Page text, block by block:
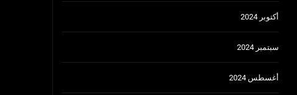
أكتوبر 2024
سبتمبر 2024
أغسطس 2024